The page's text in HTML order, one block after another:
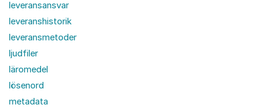
leveransansvar
leveranshistorik
leveransmetoder
ljudfiler
läromedel
lösenord
metadata